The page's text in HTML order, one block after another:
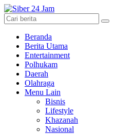
Beranda
Berita Utama
Entertainment
Polhukam
Daerah
Olahraga
Menu Lain
Bisnis
Lifestyle
Khazanah
Nasional